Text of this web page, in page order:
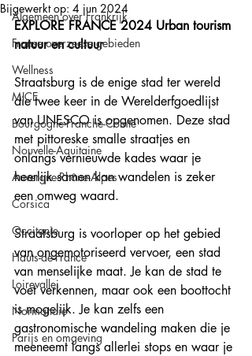
Algemeen over Frankrijk
Franse overzeese gebieden
Wellness
MICE
Bourgogne-Franche-Comté
Nouvelle-Aquitaine
Auvergne-Rhône-Alpes
Corsica
Occitanie
Hauts-de-France
Loirevallei
Normandie
Parijs en omgeving
Bijgewerkt op: 4 jun 2024
EXPLORE FRANCE 2024 Urban tourism
natuur en cultuur
Straatsburg is de enige stad ter wereld
die twee keer in de Werelderfgoedlijst
van UNESCO is opgenomen. Deze stad
met pittoreske smalle straatjes en
onlangs vernieuwde kades waar je
heerlijk samen kan wandelen is zeker
een omweg waard.
Straatsburg is voorloper op het gebied
van ongemotoriseerd vervoer, een stad
van menselijke maat. Je kan de stad te
voet verkennen, maar ook een boottocht
is mogelijk. Je kan zelfs een
gastronomische wandeling maken die je
meeneemt langs allerlei stops en waar je